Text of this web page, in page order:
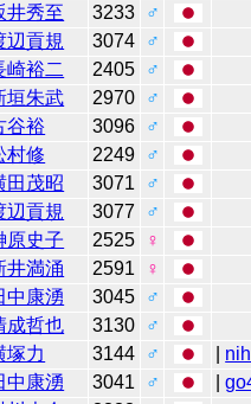
井秀至 3233
♂
辺貢規 3074
♂
崎裕二 2405
♂
垣朱武 2970
♂
谷裕 3096
♂
村修 2249
♂
田茂昭 3071
♂
辺貢規 3077
♂
原史子 2525
♀
井満涌 2591
♀
中康湧 3045
♂
成哲也 3130
♂
塚力 3144 ♂
中康湧 3041 ♂ |